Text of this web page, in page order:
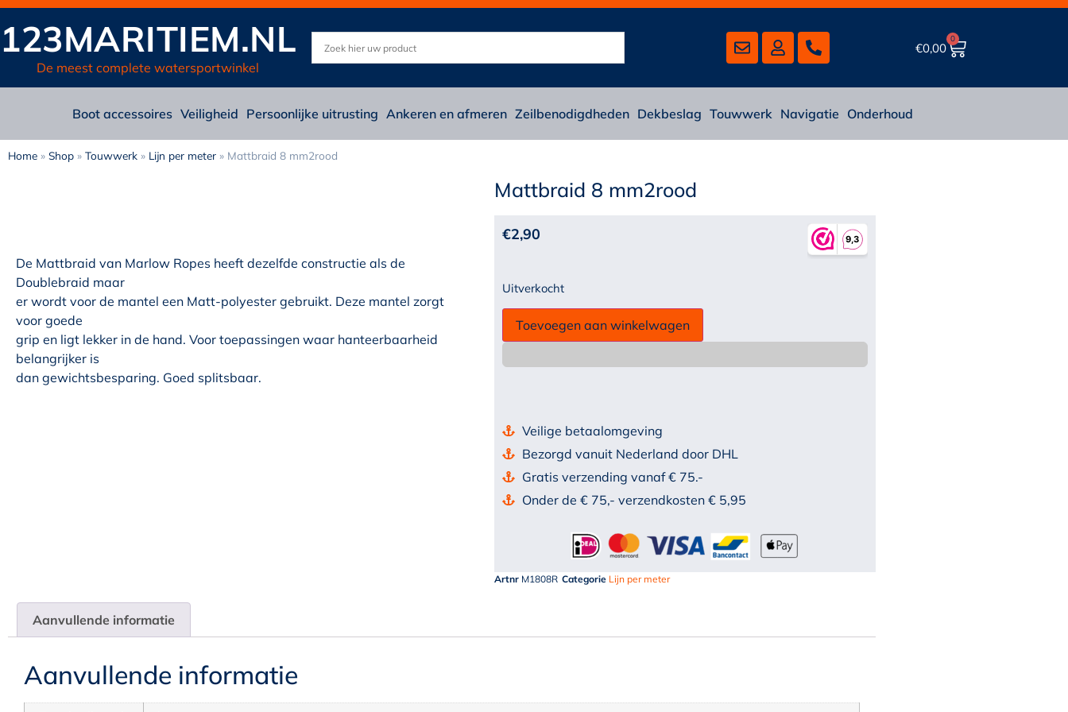
123MARITIEM.NL
De meest complete watersportwinkel
€0,00
0
Boot accessoires Veiligheid Persoonlijke uitrusting Ankeren en afmeren Zeilbenodigdheden Dekbeslag Touwwerk Navigatie Onderhoud
Home » Shop » Touwwerk » Lijn per meter » Mattbraid 8 mm2rood
De Mattbraid van Marlow Ropes heeft dezelfde constructie als de
Doublebraid maar
er wordt voor de mantel een Matt-polyester gebruikt. Deze mantel zorgt
voor goede
grip en ligt lekker in de hand. Voor toepassingen waar hanteerbaarheid
belangrijker is
dan gewichtsbesparing. Goed splitsbaar.
Mattbraid 8 mm2rood
€2,90
Uitverkocht
Toevoegen aan winkelwagen
Veilige betaalomgeving
Bezorgd vanuit Nederland door DHL
Gratis verzending vanaf € 75.-
Onder de € 75,- verzendkosten € 5,95
Artnr M1808R Categorie Lijn per meter
Aanvullende informatie
Aanvullende informatie